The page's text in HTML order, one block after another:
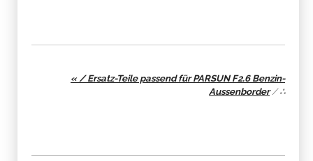
« / Ersatz-Teile passend für PARSUN F2.6 Benzin-
Aussenborder/∴